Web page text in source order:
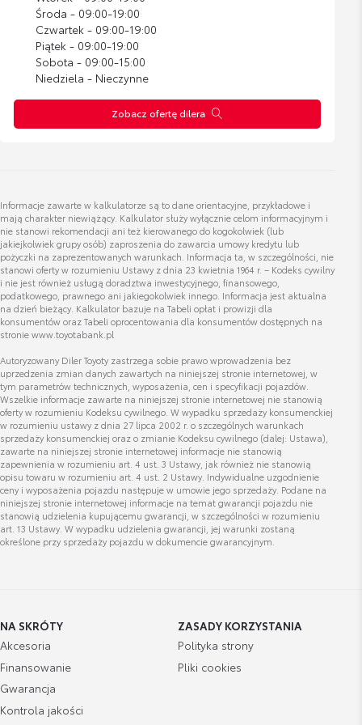
Bagażnik rowerowy na hak VeloCompact -
2 rowery
Cena brutto
2 837,07 zł
Bagażnik rowerowy na hak VeloCompact -
Toyota HomeCharge 22 kW - domowa
stacja ładująca bez kabla
Cena brutto
3 700,00 zł Zobacz szczegóły
Środa - 09:00-19:00
Czwartek - 09:00-19:00
Piątek - 09:00-19:00
Sobota - 09:00-15:00
Niedziela - Nieczynne
Zobacz ofertę dilera
Informacje zawarte w kalkulatorze są to dane orientacyjne, przykładowe i
mają charakter niewiążący. Kalkulator służy wyłącznie celom informacyjnym i
nie stanowi rekomendacji ani też kierowanego do kogokolwiek (lub
jakiejkolwiek grupy osób) zaproszenia do zawarcia umowy kredytu lub
pożyczki na zaprezentowanych warunkach. Informacja ta, w szczególności, nie
stanowi oferty w rozumieniu Ustawy z dnia 23 kwietnia 1964 r. – Kodeks cywilny
i nie jest również usługą doradztwa inwestycyjnego, finansowego,
podatkowego, prawnego ani jakiegokolwiek innego. Informacja jest aktualna
na dzień bieżący. Kalkulator bazuje na Tabeli opłat i prowizji dla
konsumentów oraz Tabeli oprocentowania dla konsumentów dostępnych na
stronie www.toyotabank.pl
Autoryzowany Diler Toyoty zastrzega sobie prawo wprowadzenia bez
uprzedzenia zmian danych zawartych na niniejszej stronie internetowej, w
tym parametrów technicznych, wyposażenia, cen i specyfikacji pojazdów.
Wszelkie informacje zawarte na niniejszej stronie internetowej nie stanowią
oferty w rozumieniu Kodeksu cywilnego. W wypadku sprzedaży konsumenckiej
w rozumieniu ustawy z dnia 27 lipca 2002 r. o szczególnych warunkach
sprzedaży konsumenckiej oraz o zmianie Kodeksu cywilnego (dalej: Ustawa),
zawarte na niniejszej stronie internetowej informacje nie stanowią
zapewnienia w rozumieniu art. 4 ust. 3 Ustawy, jak również nie stanowią
opisu towaru w rozumieniu art. 4 ust. 2 Ustawy. Indywidualne uzgodnienie
ceny i wyposażenia pojazdu następuje w umowie jego sprzedaży. Podane na
niniejszej stronie internetowej informacje na temat gwarancji pojazdu nie
stanowią udzielenia kupującemu gwarancji, w szczególności w rozumieniu
art. 13 Ustawy. W wypadku udzielenia gwarancji, jej warunki zostaną
określone przy sprzedaży pojazdu w dokumencie gwarancyjnym.
NA SKRÓTY
Akcesoria
Finansowanie
Gwarancja
Kontrola jakości
ZASADY KORZYSTANIA
Polityka strony
Pliki cookies